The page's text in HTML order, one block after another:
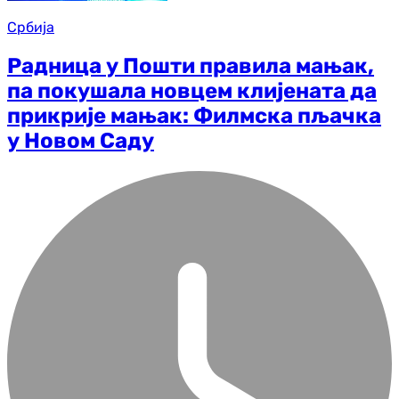
Србија
Радница у Пошти правила мањак,
па покушала новцем клијената да
прикрије мањак: Филмска пљачка
у Новом Саду